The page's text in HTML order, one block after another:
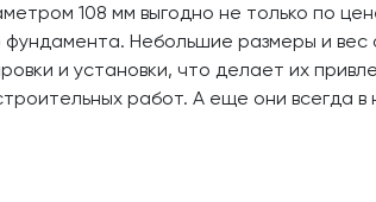
108 мм выгодно не только по
фундамента. Небольшие размеры и вес
и установки, что делает их
работ. А еще они всегда в